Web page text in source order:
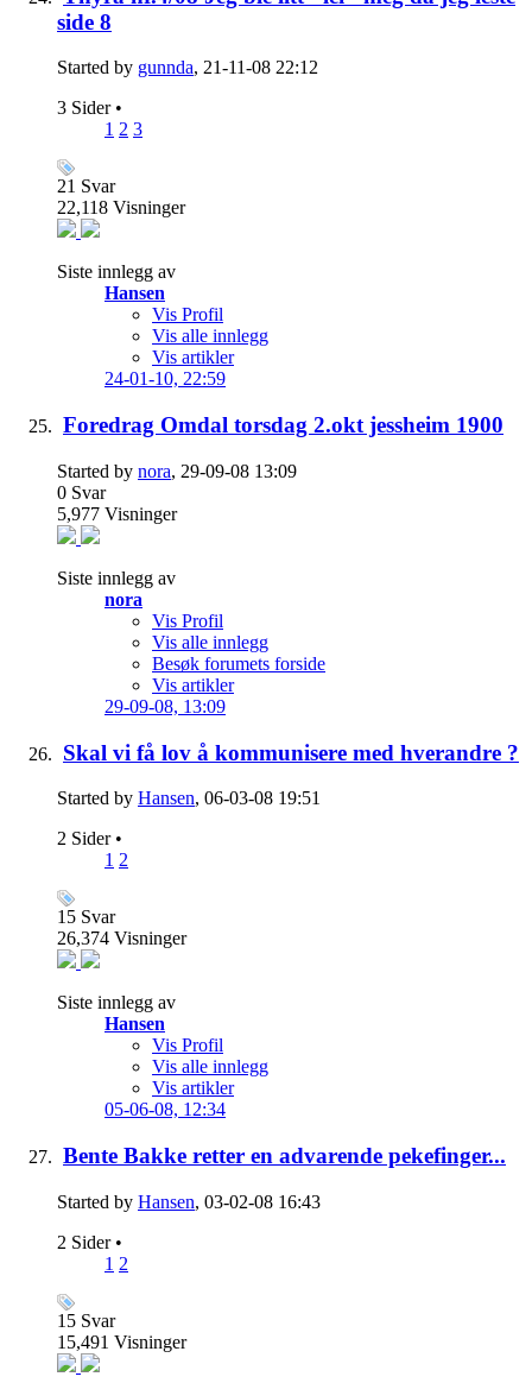
side 8
Started by gunnda, 21-11-08 22:12
3 Sider •
1 2 3
21 Svar
22,118 Visninger
Siste innlegg av
Hansen
Vis Profil
Vis alle innlegg
Vis artikler
24-01-10, 22:59
Foredrag Omdal torsdag 2.okt jessheim 1900
Started by nora, 29-09-08 13:09
0 Svar
5,977 Visninger
Siste innlegg av
nora
Vis Profil
Vis alle innlegg
Besøk forumets forside
Vis artikler
29-09-08, 13:09
Skal vi få lov å kommunisere med hverandre ?
Started by Hansen, 06-03-08 19:51
2 Sider •
1 2
15 Svar
26,374 Visninger
Siste innlegg av
Hansen
Vis Profil
Vis alle innlegg
Vis artikler
05-06-08, 12:34
Bente Bakke retter en advarende pekefinger...
Started by Hansen, 03-02-08 16:43
2 Sider •
1 2
15 Svar
15,491 Visninger